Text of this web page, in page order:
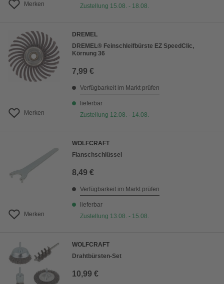
Merken
Zustellung 15.08. - 18.08.
Merken
DREMEL
DREMEL® Feinschleifbürste EZ SpeedClic,
Körnung 36
7,99 €
Verfügbarkeit im Markt prüfen
lieferbar
Zustellung 12.08. - 14.08.
Merken
WOLFCRAFT
Flanschschlüssel
8,49 €
Verfügbarkeit im Markt prüfen
lieferbar
Zustellung 13.08. - 15.08.
WOLFCRAFT
Drahtbürsten-Set
10,99 €